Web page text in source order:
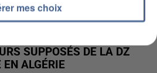
SUPPOSÉS DE LA DZ
ALGÉRIE
mes choix